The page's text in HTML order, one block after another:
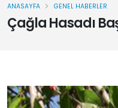
Çağla Hasadı
ANASAYFA GENEL HABERLER